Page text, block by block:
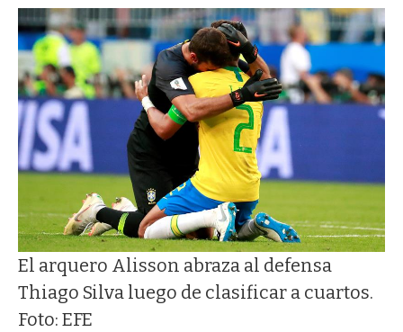
El arquero Alisson abraza al defensa
Thiago Silva luego de clasificar a cuartos.
Foto: EFE